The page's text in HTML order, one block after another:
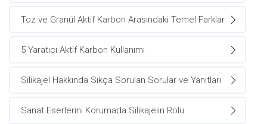
Toz ve Granül Aktif Karbon Arasındaki Temel Farklar
5 Yaratıcı Aktif Karbon Kullanımı
Silikajel Hakkında Sıkça Sorulan Sorular ve Yanıtları
Sanat Eserlerini Korumada Silikajelin Rolü